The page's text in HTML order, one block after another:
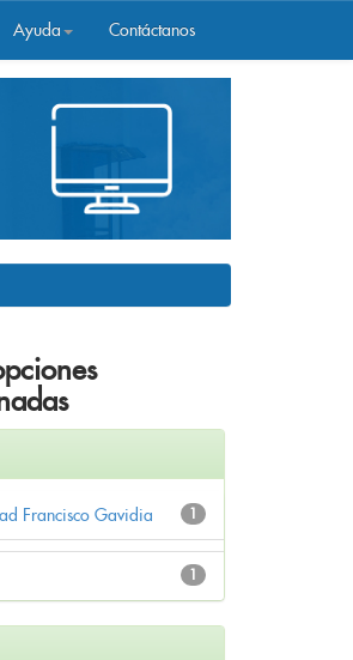
Ayuda Contáctanos
1
Francisco Gavidia
1